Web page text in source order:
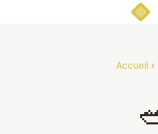
Accueil